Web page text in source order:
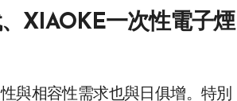
XIAOKE一次性電子煙